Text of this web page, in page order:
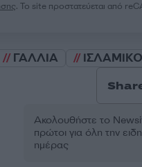
. Το site προστατεύεται από
ΓΑΛΛΙΑ
Ακολουθήστε το
πρώτοι για όλη την
ημέρας